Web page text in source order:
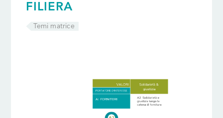
FILIERA
Temi matrice